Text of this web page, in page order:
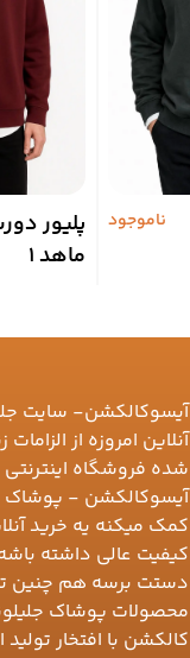
ناموجود
پلیور
ماهد 1
آیسوکالکشن- سایت
آنلاین امروزه از
شده فروشگاه
آیسوکالکشن - پوشاک
کمک میکنه یه خرید
کیفیت عالی داشته
دستت برسه هم چنین
محصولات پوشاک
کالکشن با افتخار